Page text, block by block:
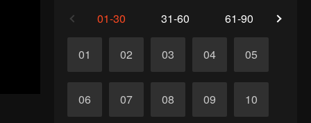
01-30 31-60 61-90
01 02 03 04 05
06 07 08 09 10